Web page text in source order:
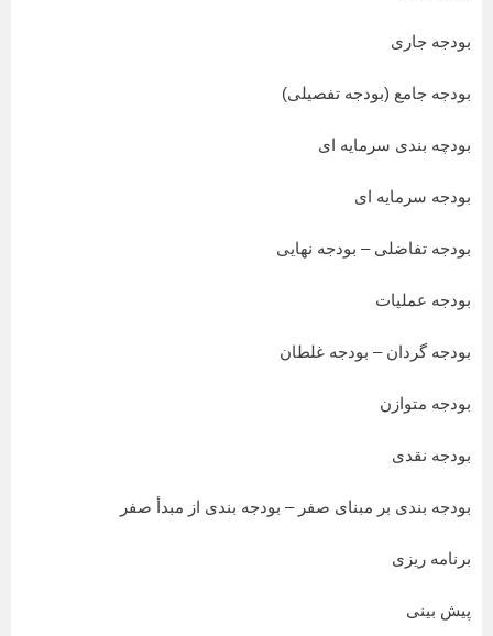
بودجه جاری
بودجه جامع (بودجه تفصیلی)
بودچه بندی سرمایه ای
بودجه سرمایه ای
بودجه تفاضلی – بودجه نهایی
بودجه عملیات
بودجه گردان – بودجه غلطان
بودجه متوازن
بودجه نقدی
بودجه بندی بر مبنای صفر – بودجه بندی از مبدأ صفر
برنامه ریزی
پیش بینی